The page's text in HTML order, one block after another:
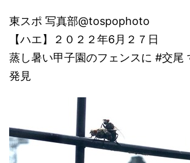
東スポ 写真部@tospophoto
【ハエ】２０２２年6月２７日
蒸し暑い甲子園のフェンスに #交尾
発見